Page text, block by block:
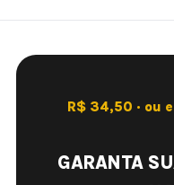
R$ 34,50 · ou
GARANTA